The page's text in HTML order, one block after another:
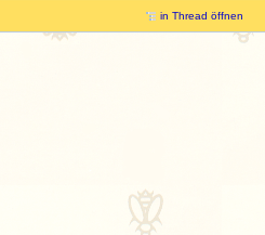
in Thread öffnen